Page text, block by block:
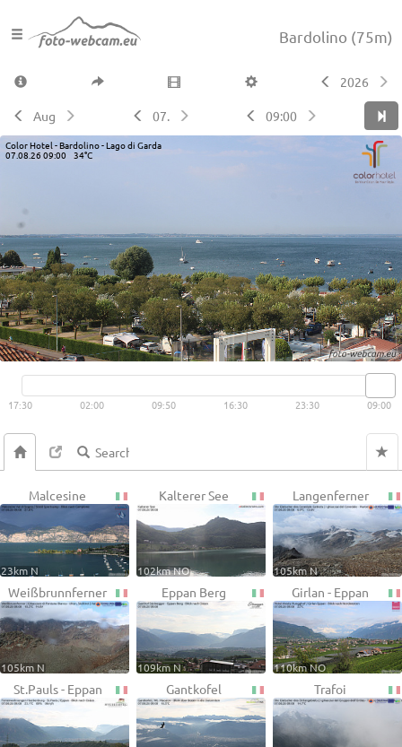
Bardolino (75m)
2026
Aug 07. 09:00
Color Hotel - Bardolino - Lago di Garda
07.08.26 09:00 34°C
Live video available → View
17:30 02:00 09:50 16:30 23:30 09:00
Malcesine
23km N
Kalterer See
102km NO
Langenferner
105km N
Weißbrunnferner
105km N
Eppan Berg
109km N
Girlan - Eppan
110km NO
St.Pauls - Eppan Gantkofel Trafoi